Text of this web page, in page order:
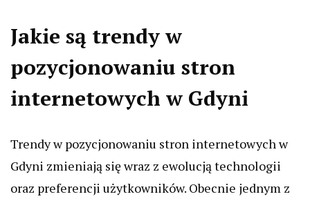
Jakie są trendy w
pozycjonowaniu stron
internetowych w Gdyni
Trendy w pozycjonowaniu stron internetowych w
Gdyni zmieniają się wraz z ewolucją technologii
oraz preferencji użytkowników. Obecnie jednym z